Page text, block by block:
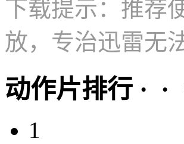
下载提示：推荐
放，专治迅雷无
动作片排行 · ·
1